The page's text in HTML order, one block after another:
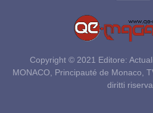
Copyright © 2021 Editore:
MONACO, Principauté de Monaco,
diritti